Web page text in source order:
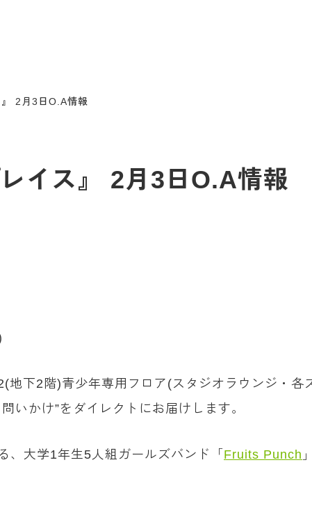
2月3日O.A情報
イス』 2月3日O.A情報
下2階)青少年専用フロア(スタジオラウンジ・各
いかけ”をダイレクトにお届けします。
、大学1年生5人組ガールズバンド「 Fruits Punch